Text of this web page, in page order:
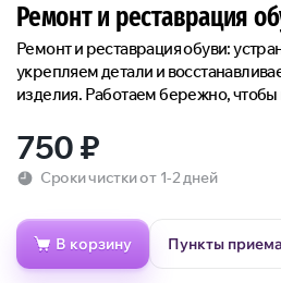
Ремонт и реставрация
Ремонт и реставрация обуви:
укрепляем детали и
изделия. Работаем бережно,
750₽
Сроки чистки от 1-2 дней
В корзину Пункты приема